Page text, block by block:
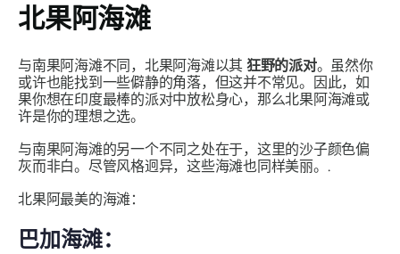
北果阿海滩
与南果阿海滩不同，北果阿海滩以其 狂野的派对。虽然你
或许也能找到一些僻静的角落，但这并不常见。因此，如
果你想在印度最棒的派对中放松身心，那么北果阿海滩或
许是你的理想之选。
与南果阿海滩的另一个不同之处在于，这里的沙子颜色偏
灰而非白。尽管风格迥异，这些海滩也同样美丽。.
北果阿最美的海滩：
巴加海滩：